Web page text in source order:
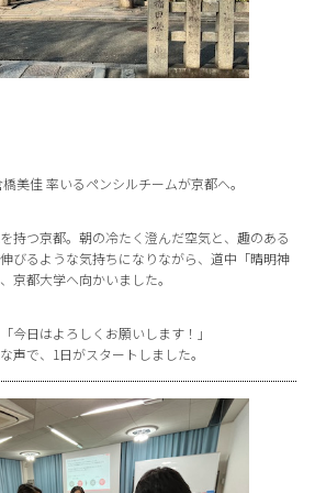
美佳 率いるペンシルチームが京都へ。
持つ京都。朝の冷たく澄んだ空気と、趣のある
びるような気持ちになりながら、道中「晴明神
京都大学へ向かいました。
今日はよろしくお願いします！」
声で、1日がスタートしました。